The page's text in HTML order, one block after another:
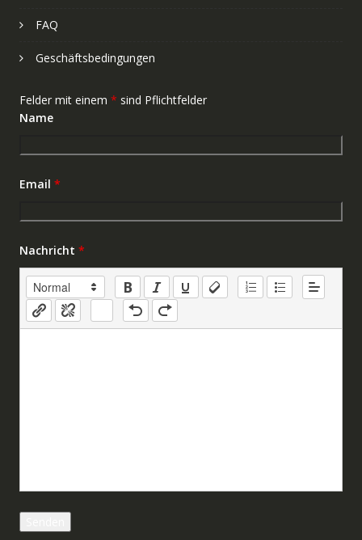
FAQ
Geschäftsbedingungen
Felder mit einem * sind Pflichtfelder
Name
Email *
Nachricht *